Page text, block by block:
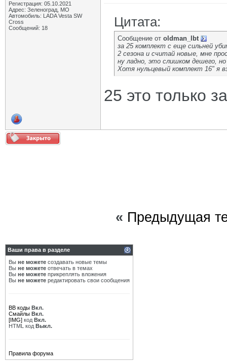
Регистрация: 05.10.2021
Адрес: Зеленоград, МО
Автомобиль: LADA Vesta SW
Cross
Сообщений: 18
Цитата:
Сообщение от oldman_lbt
за 25 комплект с еще сильней
2 сезона и считай новые, мне
ну ладно, это слишком дешего,
Хотя нульцевый комплект 16" я
25 это только
« Предыдущая
Ваши права в разделе
Вы не можете создавать новые темы
Вы не можете отвечать в темах
Вы не можете прикреплять вложения
Вы не можете редактировать свои сообщения
BB коды Вкл.
Смайлы Вкл.
[IMG] код Вкл.
HTML код Выкл.
Правила форума